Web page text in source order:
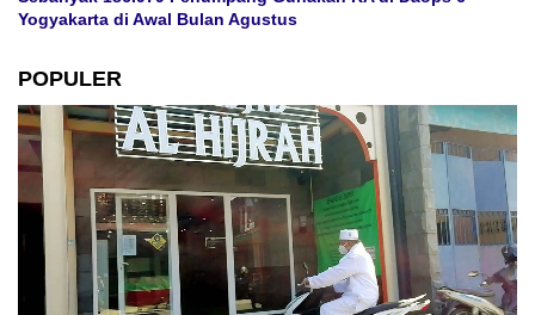
Yogyakarta di Awal Bulan Agustus
POPULER